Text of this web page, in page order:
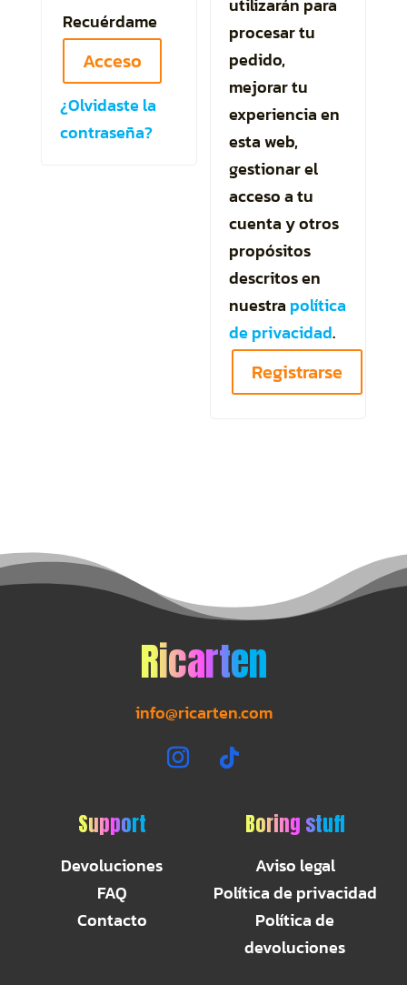
Recuérdame
Acceso
¿Olvidaste la
contraseña?
utilizarán para
procesar tu
pedido,
mejorar tu
experiencia en
esta web,
gestionar el
acceso a tu
cuenta y otros
propósitos
descritos en
nuestra política
de privacidad.
Registrarse
Ricarten
info@ricarten.com
Support
Devoluciones
FAQ
Contacto
Boring stuff
Aviso legal
Política de privacidad
Política de
devoluciones